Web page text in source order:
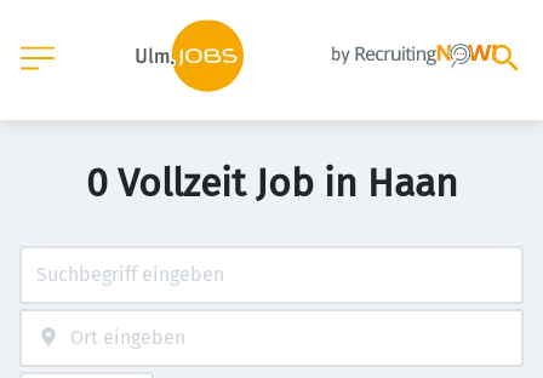
0 Vollzeit Job in Haan